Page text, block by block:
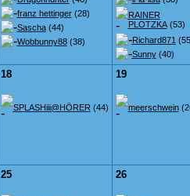
franz hettinger(28)
Sascha(44)
Wobbunny88(38)
RAINER
PLOTZKA(53)
Richard871
Sunny(40)
18
SPLASHiii@HÖRER (44)
19
meerschwein
25 26